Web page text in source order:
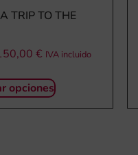
TRIP TO THE
€ IVA incluido
opciones